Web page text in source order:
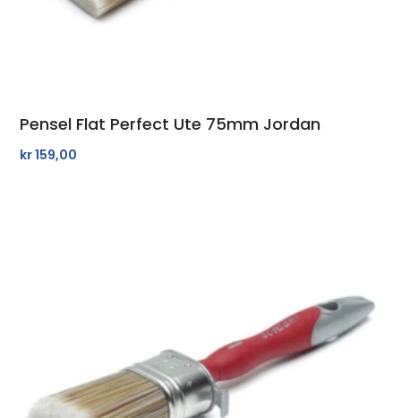
Pensel Flat Perfect Ute 75mm Jordan
kr159,00